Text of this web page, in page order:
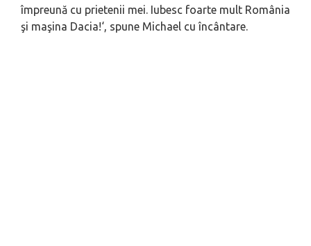
împreună cu prietenii mei. Iubesc foarte mult România
şi maşina Dacia!‘, spune Michael cu încântare.